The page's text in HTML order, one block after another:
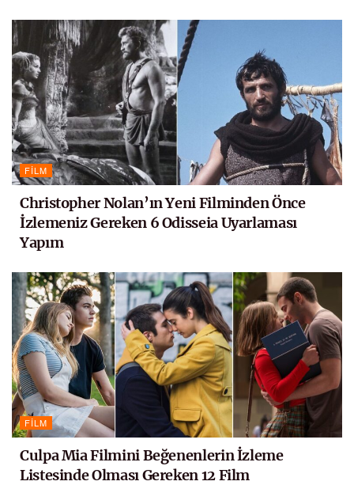
FILM
Christopher Nolan’ın Yeni Filminden Önce
İzlemeniz Gereken 6 Odisseia Uyarlaması
Yapım
FILM
Culpa Mia Filmini Beğenenlerin İzleme
Listesinde Olması Gereken 12 Film